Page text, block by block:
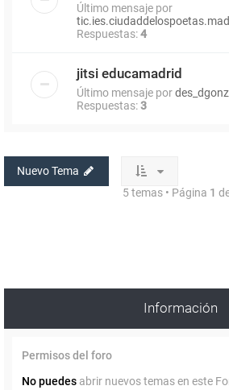
Último mensaje por
Respuestas:4
jitsi educamadrid
Último mensaje por
Respuestas:3
Nuevo Tema
5 temas • Página 1
Información
Permisos del foro
No puedes abrir nuevos temas en este